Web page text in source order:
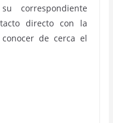
correspondiente
directo con la
de cerca el